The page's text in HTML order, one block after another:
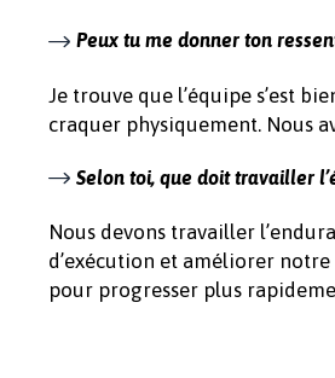
Peux tu me donner ton
Je trouve que l’équipe s’est
craquer physiquement. Nous
Selon toi, que doit travailler
Nous devons travailler
d’exécution et améliorer
pour progresser plus